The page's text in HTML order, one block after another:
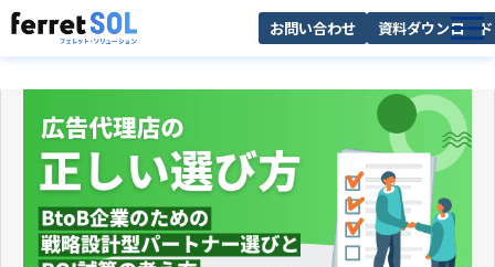
お問い合わせ 資料ダウンロード
選ばれる理由
お役立ち情報